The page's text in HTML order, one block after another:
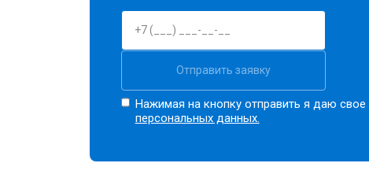
Отправить заявку
Нажимая на кнопку отправить я даю свое
персональных данных.